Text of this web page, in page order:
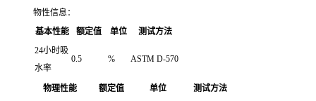
物性信息：
基本性能
额定值 单位
测试方法
24小时吸
水率
0.5 % ASTM D-570
物理性能 额定值 单位
测试方法